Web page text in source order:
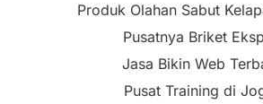
Produk Olahan Sabut
Pusatnya Briket
Jasa Bikin Web
Pusat Training di